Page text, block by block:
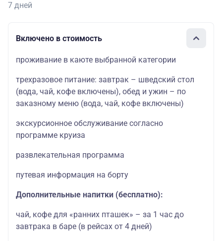
7 дней
Включено в стоимость
проживание в каюте выбранной категории
трехразовое питание: завтрак – шведский стол
(вода, чай, кофе включены), обед и ужин – по
заказному меню (вода, чай, кофе включены)
экскурсионное обслуживание согласно
программе круиза
развлекательная программа
путевая информация на борту
Дополнительные напитки (бесплатно):
чай, кофе для «ранних пташек» – за 1 час до
завтрака в баре (в рейсах от 4 дней)